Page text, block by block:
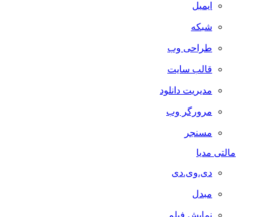
ایمیل
شبکه
طراحی وب
قالب سایت
مدیریت دانلود
مرورگر وب
مسنجر
مالتی مدیا
دی.وی.دی
مبدل
نمایش فیلم